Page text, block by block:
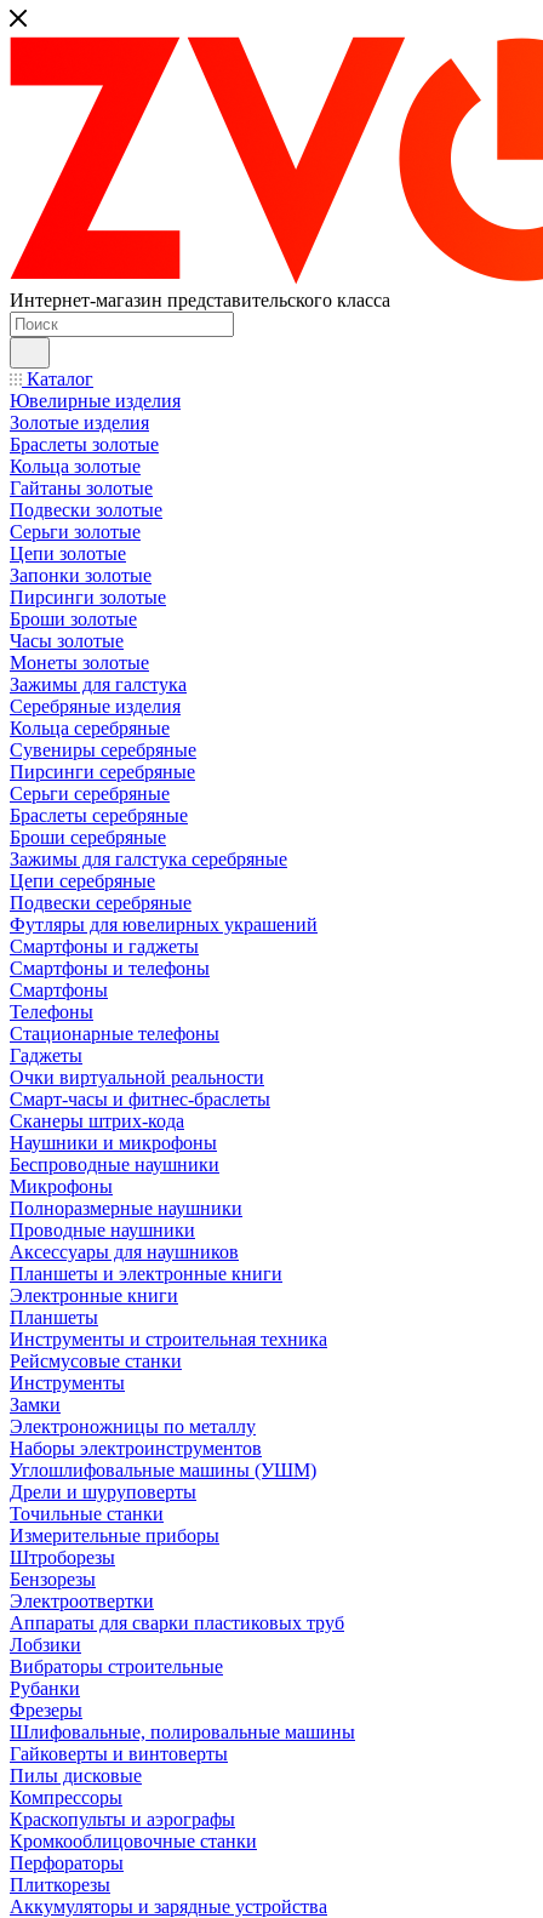
Интернет-магазин представительского класса
Каталог
Ювелирные изделия
Золотые изделия
Браслеты золотые
Кольца золотые
Гайтаны золотые
Подвески золотые
Серьги золотые
Цепи золотые
Запонки золотые
Пирсинги золотые
Броши золотые
Часы золотые
Монеты золотые
Зажимы для галстука
Серебряные изделия
Кольца серебряные
Сувениры серебряные
Пирсинги серебряные
Серьги серебряные
Браслеты серебряные
Броши серебряные
Зажимы для галстука серебряные
Цепи серебряные
Подвески серебряные
Футляры для ювелирных украшений
Смартфоны и гаджеты
Смартфоны и телефоны
Смартфоны
Телефоны
Стационарные телефоны
Гаджеты
Очки виртуальной реальности
Смарт-часы и фитнес-браслеты
Сканеры штрих-кода
Наушники и микрофоны
Беспроводные наушники
Микрофоны
Полноразмерные наушники
Проводные наушники
Аксессуары для наушников
Планшеты и электронные книги
Электронные книги
Планшеты
Инструменты и строительная техника
Рейсмусовые станки
Инструменты
Замки
Электроножницы по металлу
Наборы электроинструментов
Углошлифовальные машины (УШМ)
Дрели и шуруповерты
Точильные станки
Измерительные приборы
Штроборезы
Бензорезы
Электроотвертки
Аппараты для сварки пластиковых труб
Лобзики
Вибраторы строительные
Рубанки
Фрезеры
Шлифовальные, полировальные машины
Гайковерты и винтоверты
Пилы дисковые
Компрессоры
Краскопульты и аэрографы
Кромкооблицовочные станки
Перфораторы
Плиткорезы
Аккумуляторы и зарядные устройства